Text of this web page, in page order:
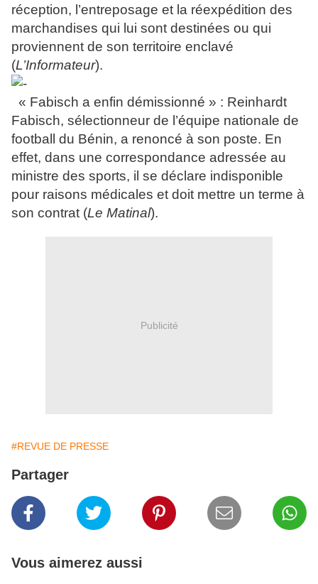
réception, l’entreposage et la réexpédition des
marchandises qui lui sont destinées ou qui
proviennent de son territoire enclavé
(L’Informateur).
« Fabisch a enfin démissionné » : Reinhardt
Fabisch, sélectionneur de l’équipe nationale de
football du Bénin, a renoncé à son poste. En
effet, dans une correspondance adressée au
ministre des sports, il se déclare indisponible
pour raisons médicales et doit mettre un terme à
son contrat (Le Matinal).
Publicité
#REVUE DE PRESSE
Partager
Vous aimerez aussi